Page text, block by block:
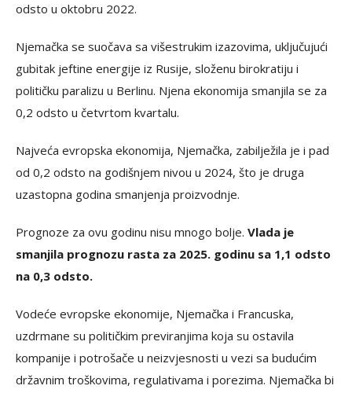
odsto u oktobru 2022.
Njemačka se suočava sa višestrukim izazovima, uključujući
gubitak jeftine energije iz Rusije, složenu birokratiju i
političku paralizu u Berlinu. Njena ekonomija smanjila se za
0,2 odsto u četvrtom kvartalu.
Najveća evropska ekonomija, Njemačka, zabilježila je i pad
od 0,2 odsto na godišnjem nivou u 2024, što je druga
uzastopna godina smanjenja proizvodnje.
Prognoze za ovu godinu nisu mnogo bolje. Vlada je
smanjila prognozu rasta za 2025. godinu sa 1,1 odsto
na 0,3 odsto.
Vodeće evropske ekonomije, Njemačka i Francuska,
uzdrmane su političkim previranjima koja su ostavila
kompanije i potrošače u neizvjesnosti u vezi sa budućim
državnim troškovima, regulativama i porezima. Njemačka bi